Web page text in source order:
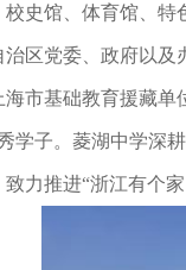
馆、体育馆、特
区党委、政府以
市基础教育援藏
学子。菱湖中学深
力推进“浙江有个